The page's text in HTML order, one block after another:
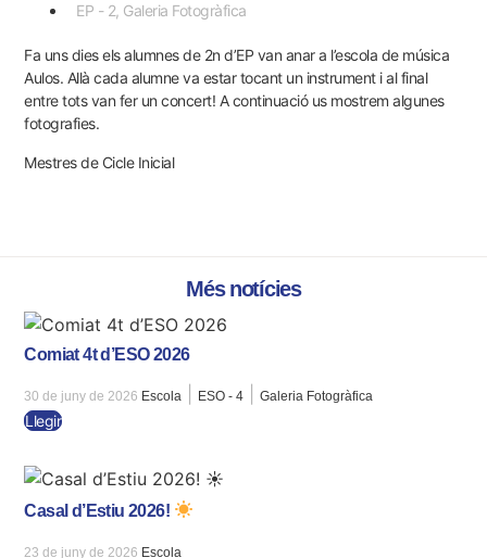
EP - 2 Galeria Fotogràfica
Fa uns dies els alumnes de 2n d’EP van anar a l’escola de música
Aulos. Allà cada alumne va estar tocant un instrument i al final
entre tots van fer un concert! A continuació us mostrem algunes
fotografies.
Mestres de Cicle Inicial
Més notícies
Comiat 4t d’ESO 2026
30 de juny de 2026 Escola ESO - 4 |Galeria Fotogràfica
Llegir
Casal d’Estiu 2026!
23 de juny de 2026 Escola